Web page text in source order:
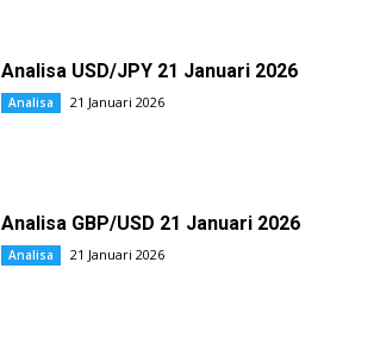
Analisa USD/JPY 21 Januari 2026
Analisa 21 Januari 2026
Analisa GBP/USD 21 Januari 2026
Analisa 21 Januari 2026